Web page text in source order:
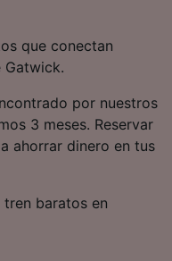
que conectan
Gatwick.
por nuestros
3 meses. Reservar
ahorrar dinero en tus
baratos en